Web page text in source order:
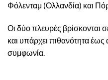
Φόλενταμ (Ολλανδία) και
Οι δύο πλευρές βρίσκονται
και υπάρχει πιθανότητα έως
συμφωνία.